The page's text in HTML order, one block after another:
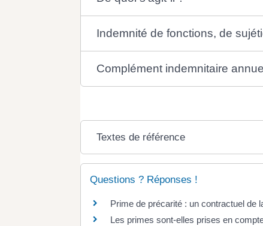
Indemnité de fonctions, de
Complément indemnitaire
Textes de référence
Questions ? Réponses !
Prime de précarité : un contractuel de
Les primes sont-elles prises en